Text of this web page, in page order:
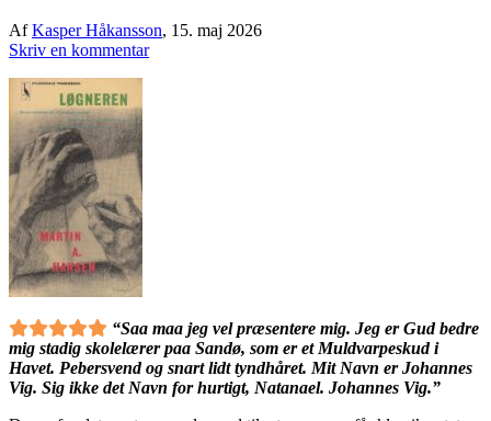
AfKasper Håkansson, 15. maj 2026
Skriv en kommentar
“Saa maa jeg vel præsentere mig. Jeg er Gud bedre
mig stadig skolelærer paa Sandø, som er et Muldvarpeskud i
Havet. Pebersvend og snart lidt tyndhåret. Mit Navn er Johannes
Vig. Sig ikke det Navn for hurtigt, Natanael. Johannes Vig.”